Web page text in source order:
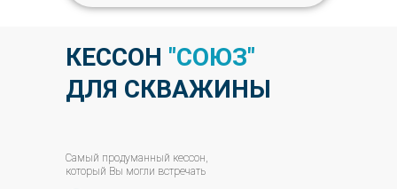
КЕССОН "СОЮЗ"
ДЛЯ СКВАЖИНЫ
Самый продуманный кессон,
который Вы могли встречать